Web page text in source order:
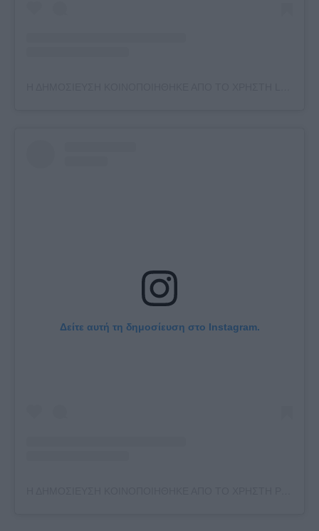
Δείτε αυτή τη δημοσίευση στο Instagram.